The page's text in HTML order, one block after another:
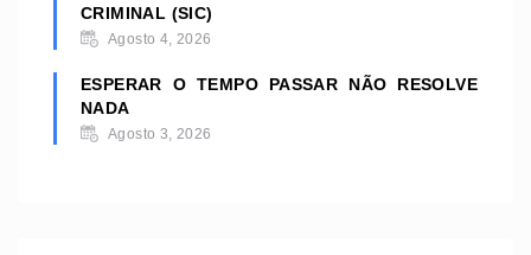
CRIMINAL (SIC)
Agosto 4, 2026
ESPERAR O TEMPO PASSAR NÃO RESOLVE
NADA
Agosto 3, 2026